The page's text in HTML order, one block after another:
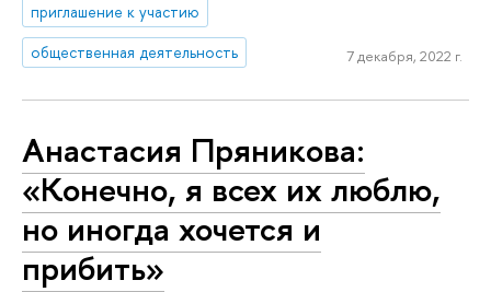
приглашение к участию
общественная деятельность
7 декабря, 2022 г.
Анастасия Пряникова:
«Конечно, я всех их люблю,
но иногда хочется и
прибить»